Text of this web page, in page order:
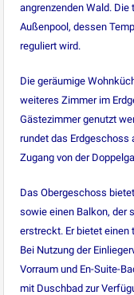
angrenzenden Wald.
Außenpool, dessen
reguliert wird.
Die geräumige
weiteres Zimmer im
Gästezimmer genutzt
rundet das Erdgeschoss
Zugang von der
Das Obergeschoss
sowie einen Balkon, der
erstreckt. Er bietet einen
Bei Nutzung der
Vorraum und En-Suite-
mit Duschbad zur